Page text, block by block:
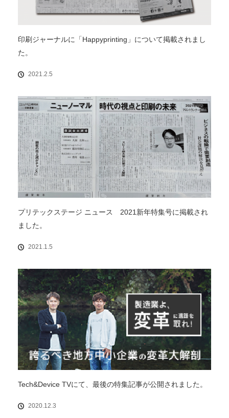
印刷ジャーナルに「Happyprinting」について掲載されまし
た。
2021.2.5
プリテックステージ ニュース 2021新年特集号に掲載され
ました。
2021.1.5
Tech&Device TVにて、最後の特集記事が公開されました。
2020.12.3